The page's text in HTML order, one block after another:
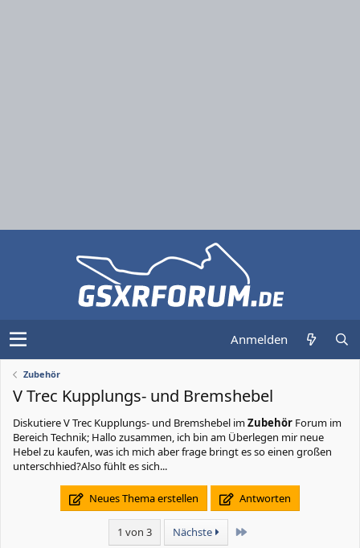
Anmelden
Zubehör
V Trec Kupplungs- und Bremshebel
DiskutiereV Trec Kupplungs- und Bremshebel imZubehör Forum im
Bereich Technik; Hallo zusammen, ich bin am Überlegen mir neue
Hebel zu kaufen, was ich mich aber frage bringt es so einen großen
unterschhied?Also fühlt es sich...
Neues Thema erstellen Antworten
1 von 3 Nächste Letzte